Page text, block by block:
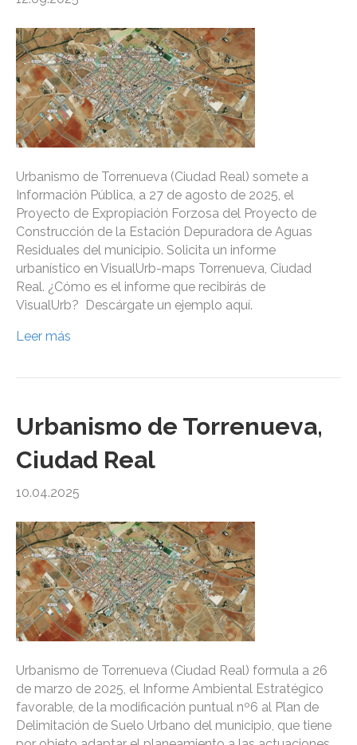
Urbanismo de Torrenueva (Ciudad Real) somete a
Información Pública, a 27 de agosto de 2025, el
Proyecto de Expropiación Forzosa del Proyecto de
Construcción de la Estación Depuradora de Aguas
Residuales del municipio. Solicita un informe
urbanístico en VisualUrb-maps Torrenueva, Ciudad
Real. ¿Cómo es el informe que recibirás de
VisualUrb? Descárgate un ejemplo aquí.
Leer más
Urbanismo de Torrenueva,
Ciudad Real
10.04.2025
Urbanismo de Torrenueva (Ciudad Real) formula a 26
de marzo de 2025, el Informe Ambiental Estratégico
favorable, de la modificación puntual nº6 al Plan de
Delimitación de Suelo Urbano del municipio, que tiene